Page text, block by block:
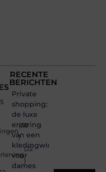
(30
)
(22
)
RECENTE
BERICHTEN
Private
shopping:
de luxe
ervaring
van een
kledingwinkel
voor
dames